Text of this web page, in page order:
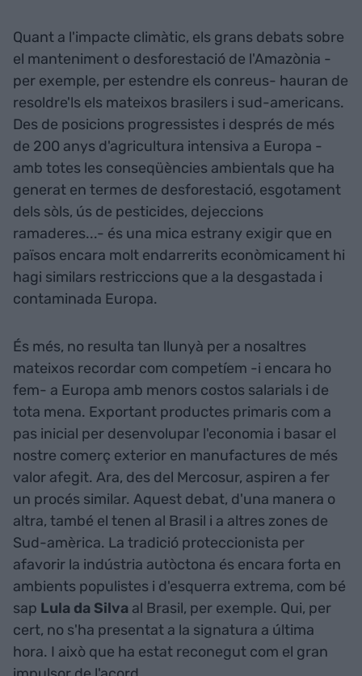
Quant a l'impacte climàtic, els grans debats sobre
el manteniment o desforestació de l'Amazònia -
per exemple, per estendre els conreus- hauran de
resoldre'ls els mateixos brasilers i sud-americans.
Des de posicions progressistes i després de més
de 200 anys d'agricultura intensiva a Europa -
amb totes les conseqüències ambientals que ha
generat en termes de desforestació, esgotament
dels sòls, ús de pesticides, dejeccions
ramaderes...- és una mica estrany exigir que en
països encara molt endarrerits econòmicament hi
hagi similars restriccions que a la desgastada i
contaminada Europa.
És més, no resulta tan llunyà per a nosaltres
mateixos recordar com competíem -i encara ho
fem- a Europa amb menors costos salarials i de
tota mena. Exportant productes primaris com a
pas inicial per desenvolupar l'economia i basar el
nostre comerç exterior en manufactures de més
valor afegit. Ara, des del Mercosur, aspiren a fer
un procés similar. Aquest debat, d'una manera o
altra, també el tenen al Brasil i a altres zones de
Sud-amèrica. La tradició proteccionista per
afavorir la indústria autòctona és encara forta en
ambients populistes i d'esquerra extrema, com bé
sap Lula da Silva al Brasil, per exemple. Qui, per
cert, no s'ha presentat a la signatura a última
hora. I això que ha estat reconegut com el gran